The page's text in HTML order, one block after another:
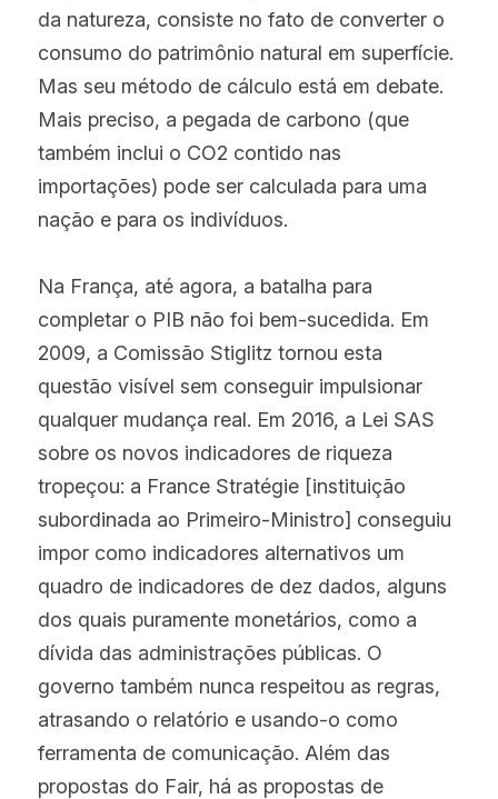
da natureza, consiste no fato de converter o
consumo do patrimônio natural em superfície.
Mas seu método de cálculo está em debate.
Mais preciso, a pegada de carbono (que
também inclui o CO2 contido nas
importações) pode ser calculada para uma
nação e para os indivíduos.
Na França, até agora, a batalha para
completar o PIB não foi bem-sucedida. Em
2009, a Comissão Stiglitz tornou esta
questão visível sem conseguir impulsionar
qualquer mudança real. Em 2016, a Lei SAS
sobre os novos indicadores de riqueza
tropeçou: a France Stratégie [instituição
subordinada ao Primeiro-Ministro] conseguiu
impor como indicadores alternativos um
quadro de indicadores de dez dados, alguns
dos quais puramente monetários, como a
dívida das administrações públicas. O
governo também nunca respeitou as regras,
atrasando o relatório e usando-o como
ferramenta de comunicação. Além das
propostas do Fair, há as propostas de